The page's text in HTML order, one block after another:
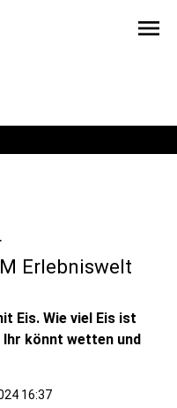
menu
Erlebniswelt
Eis. Wie viel Eis ist
könnt wetten und
16:37